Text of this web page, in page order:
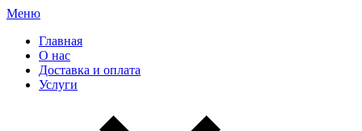
Меню
Главная
О нас
Доставка и оплата
Услуги